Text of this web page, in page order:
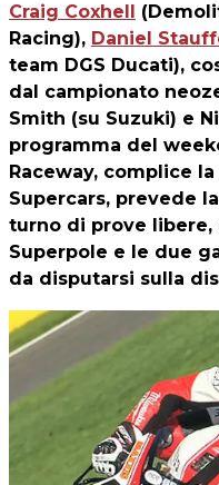
Craig Coxhell
Racing), Daniel
team DGS Ducati),
dal campionato
Smith (su Suzuki) e
programma del
Raceway, complice
Supercars, prevede
turno di prove
Superpole e le due
da disputarsi sulla